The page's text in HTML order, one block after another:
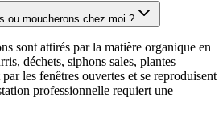
ou moucherons chez moi ?
sont attirés par la matière organique en
déchets, siphons sales, plantes
les fenêtres ouvertes et se reproduisent
professionnelle requiert une